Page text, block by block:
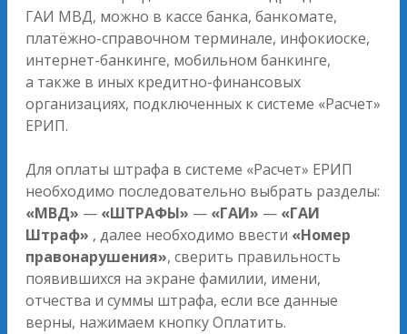
ГАИ МВД, можно в кассе банка, банкомате,
платёжно-справочном терминале, инфокиоске,
интернет-банкинге, мобильном банкинге,
а также в иных кредитно-финансовых
организациях, подключенных к системе «Расчет»
ЕРИП.
Для оплаты штрафа в системе «Расчет» ЕРИП
необходимо последовательно выбрать разделы:
«МВД» — «ШТРАФЫ» — «ГАИ» — «ГАИ
Штраф» , далее необходимо ввести «Номер
правонарушения», сверить правильность
появившихся на экране фамилии, имени,
отчества и суммы штрафа, если все данные
верны, нажимаем кнопку Оплатить.